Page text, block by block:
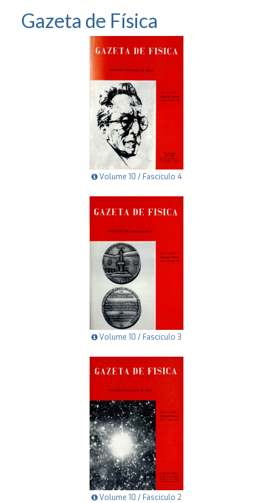
Gazeta de Física
Volume 10 / Fascículo 4
Volume 10 / Fascículo 3
Volume 10 / Fascículo 2